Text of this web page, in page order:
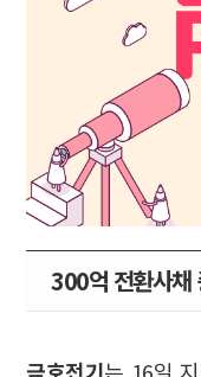
300억 전환사채